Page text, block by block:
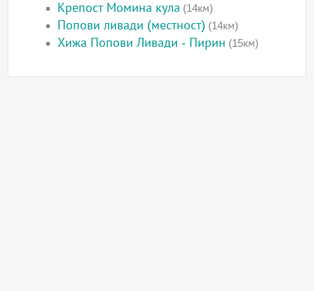
Крепост Момина кула (14км)
Попови ливади (местност) (14км)
Хижа Попови Ливади - Пирин (15км)